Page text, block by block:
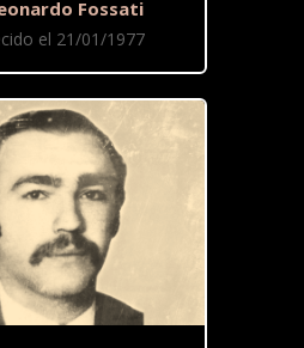
Fossati
el 21/01/1977